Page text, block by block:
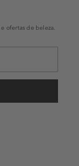
ofertas de beleza.